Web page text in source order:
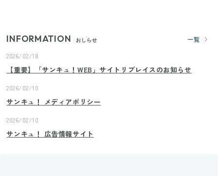
INFORMATION おしらせ
一覧
2026/02/18
【重要】「サンキュ！WEB」サイトリプレイスのお知らせ
2026/02/10
サンキュ！ メディアポリシー
2026/02/10
サンキュ！ 広告情報サイト